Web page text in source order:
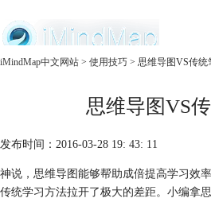
服务
iMindMap中文网站 > 使用技巧 > 思维导图VS传统
思维导图VS
发布时间：2016-03-28 19: 43: 11
神说，思维导图能够帮助成倍提高学习效
传统学习方法拉开了极大的差距。小编拿